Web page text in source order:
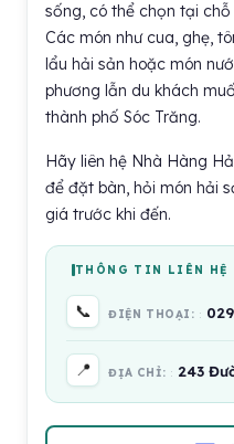
sống, có thể chọn tại
Các món như cua, ghẹ,
lẩu hải sản hoặc món
phương lẫn du khách
thành phố Sóc Trăng.
Hãy liên hệ Nhà Hàng
để đặt bàn, hỏi món hải
giá trước khi đến.
THÔNG TIN LIÊN HỆ
📞 ĐIỆN THOẠI:
📍 ĐỊA CHỈ: 243